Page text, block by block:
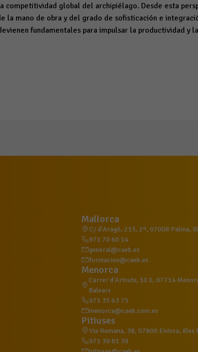
competitividad global del archipiélago. Desde esta
la mano de obra y del grado de sofisticación e
fundamentales para impulsar la productividad y
Mallorca
C/ d'Aragó, 215, 2º, 07008 Palma,
971 70 60 14
general@caeb.es
formacion@caeb.es
Menorca
Carrer d'Artrutx, 10 E, 07714
Balears
971 35 63 75
menorca@caeb.com.es
Pitiuses
Via Romana, 38, 07800 Eivissa, Illes
971 39 81 39